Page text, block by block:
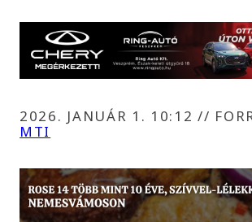
2026. JANUÁR 1. 10:12//
MTI